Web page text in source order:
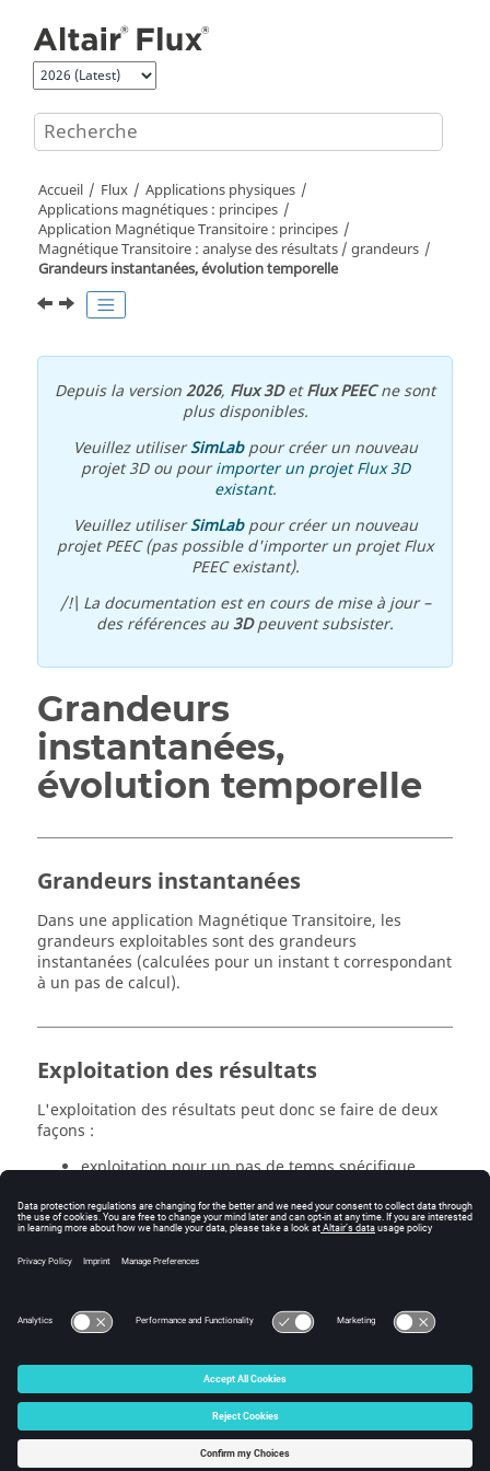
Accueil Flux
Applications physiques
Applications magnétiques : principes
Application Magnétique Transitoire : principes
Magnétique Transitoire : analyse des résultats / grandeurs
Grandeurs instantanées, évolution temporelle
Depuis la version2026, Flux 3DetFlux PEECne sont
plus disponibles.
Veuillez utiliserSimLabpour créer un nouveau
projet 3D ou pourimporter un projet Flux 3D
existant.
Veuillez utiliserSimLabpour créer un nouveau
projet PEEC (pas possible d'importer un projet Flux
PEEC existant).
/!\ La documentation est en cours de mise à jour –
des références au3Dpeuvent subsister.
Grandeurs
instantanées,
évolution temporelle
Grandeurs instantanées
Dans une application Magnétique Transitoire, les
grandeurs exploitables sont des grandeurs
instantanées (calculées pour un instant t correspondant
à un pas de calcul).
Exploitation des résultats
L'exploitation des résultats peut donc se faire de deux
façons :
exploitation pour un pas de temps spécifique
* Se reporter également au chapitre
© 2025 Altair Engineering, Inc. All Rights Reserved.
Intellectual Property Rights Notice|Technical Support
☼